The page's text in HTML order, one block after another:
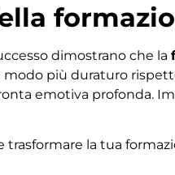
dimostrano che la
modo più duraturo
emotiva profonda.
trasformare la tua